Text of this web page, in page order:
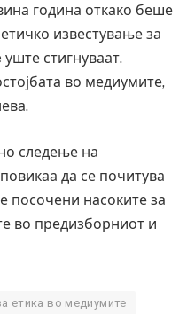
година откако беше
известување за
стигнуваат.
во медиумите,
следење на
да се почитува
посочени насоките за
во предизборниот и
етика во медиумите